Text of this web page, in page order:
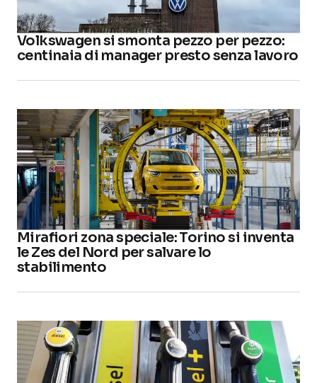
Volkswagen si smonta pezzo per pezzo:
centinaia di manager presto senza lavoro
Mirafiori zona speciale: Torino si inventa
le Zes del Nord per salvare lo
stabilimento